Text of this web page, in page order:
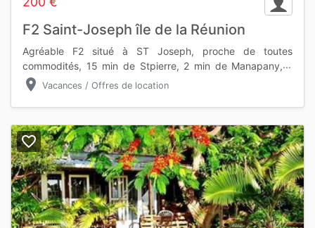
F2 Saint-Joseph île de la Réunion
Agréable F2 situé à ST Joseph, proche de toutes
commodités, 15 min de Stpierre, 2 min de Manapany, Il
composé d'une grande salle/cuisine/salon, d'une chambre
avec une grande terras
location_on Vacances / Offres de location
favorite_border